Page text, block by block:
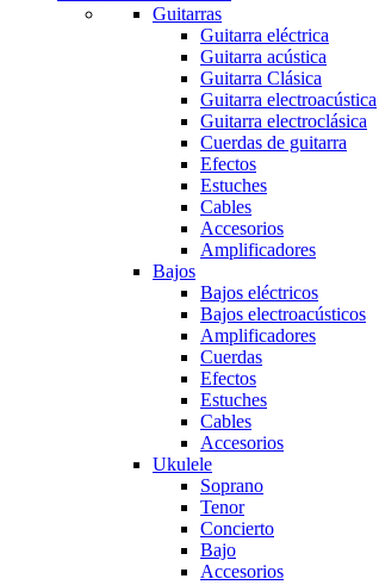
Guitarras
Guitarra eléctrica
Guitarra acústica
Guitarra Clásica
Guitarra electroacústica
Guitarra electroclásica
Cuerdas de guitarra
Efectos
Estuches
Cables
Accesorios
Amplificadores
Bajos
Bajos eléctricos
Bajos electroacústicos
Amplificadores
Cuerdas
Efectos
Estuches
Cables
Accesorios
Ukulele
Soprano
Tenor
Concierto
Bajo
Accesorios